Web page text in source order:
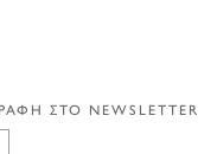
ΣΤΟ NEWSLETTER